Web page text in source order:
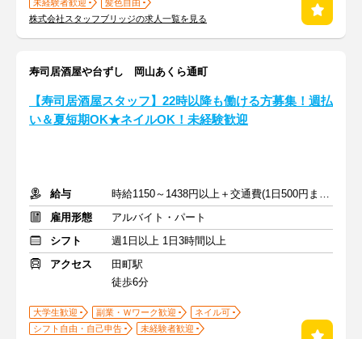
未経験者歓迎
髪色自由
株式会社スタッフブリッジの求人一覧を見る
寿司居酒屋や台ずし 岡山あくら通町
【寿司居酒屋スタッフ】22時以降も働ける方募集！週払
い＆夏短期OK★ネイルOK！未経験歓迎
給与
時給1150～1438円以上＋交通費(1日500円まで※定期のある方も)
雇用形態
アルバイト・パート
シフト
週1日以上 1日3時間以上
アクセス
田町駅
徒歩6分
大学生歓迎 副業・Ｗワーク歓迎
ネイル可
シフト自由・自己申告
未経験者歓迎